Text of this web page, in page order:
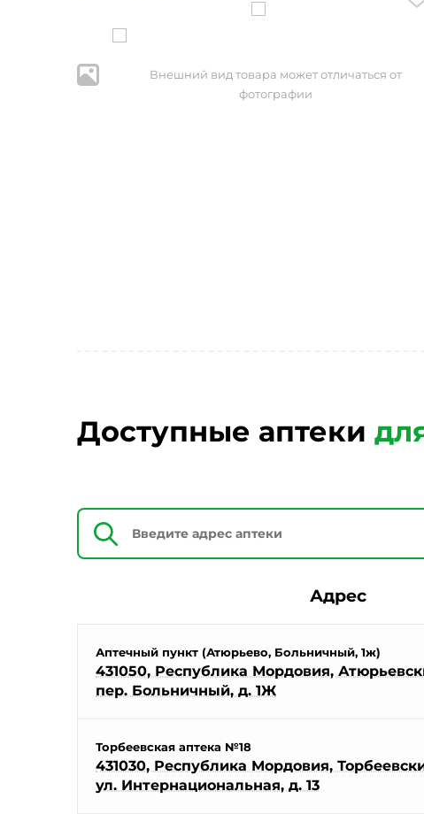
Внешний вид товара может отличаться от
фотографии
Доступные аптеки
Адрес
Аптечный пункт (Атюрьево, Больничный, 1ж)
431050, Республика Мордовия,
пер. Больничный, д. 1Ж
Торбеевская аптека №18
431030, Республика Мордовия,
ул. Интернациональная, д. 13
* Нажимая